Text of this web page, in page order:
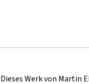
Dieses Werk von Martin